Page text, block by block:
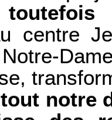
centre
notre